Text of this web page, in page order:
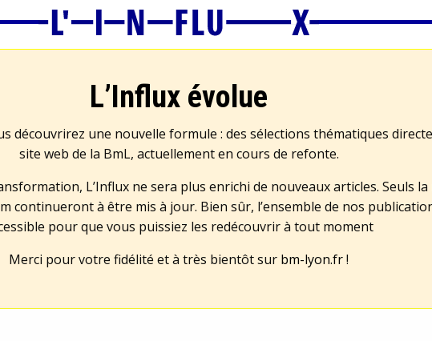
L’Influx évolue
découvrirez une nouvelle formule : des sélections thématiques
site web de la BmL, actuellement en cours de refonte.
L’Influx ne sera plus enrichi de nouveaux articles. Seuls
continueront à être mis à jour. Bien sûr, l’ensemble de nos
pour que vous puissiez les redécouvrir à tout moment
Merci pour votre fidélité et à très bientôt sur bm-lyon.fr!